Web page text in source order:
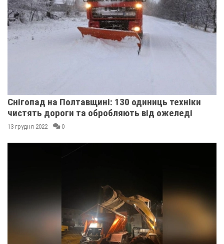
Снігопад на Полтавщині: 130 одиниць техніки
чистять дороги та обробляють від ожеледі
13 грудня 2022 0